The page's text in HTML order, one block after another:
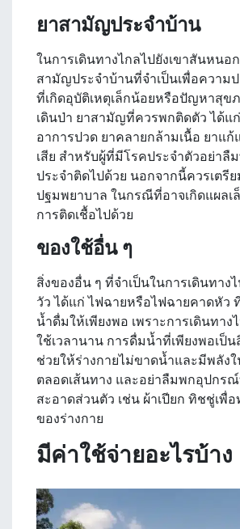
ยาสามัญประจำบ้าน
ในการเดินทางไกลไปยังเขาสันหนอ
สามัญประจำบ้านที่จำเป็นเพื่อความ
ที่เกิดอุบัติเหตุเล็กน้อยหรือปัญหาสุข
เดินป่า ยาสามัญที่ควรพกติดตัว ได้แก่
อาการปวด ยาคลายกล้ามเนื้อ ยาแก้
เสีย สำหรับผู้ที่มีโรคประจำตัวอย่าลื
ประจำติดไปด้วย นอกจากนี้ควรเตรี
ปฐมพยาบาล ในกรณีที่อาจเกิดแผลเ
การติดเชื้อไปด้วย
ของใช้อื่น ๆ
สิ่งของอื่น ๆ ที่จำเป็นในการเดินทาง
วัว ได้แก่ ไฟฉายหรือไฟฉายคาดหัว
น้ำดื่มให้เพียงพอ เพราะการเดินทาง
ใช้เวลานาน การดื่มน้ำที่เพียงพอเป็
ช่วยให้ร่างกายไม่ขาดน้ำและมีพลังใ
ตลอดเส้นทาง และอย่าลืมพกอุปกร
สะอาดส่วนตัว เช่น ผ้าเปียก ทิชชู่เพื่
ของร่างกาย
มีค่าใช้จ่ายอะไรบ้าง